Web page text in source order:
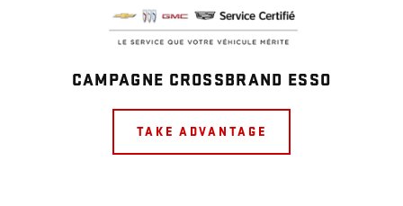
CAMPAGNE CROSSBRAND ESSO
TAKE ADVANTAGE